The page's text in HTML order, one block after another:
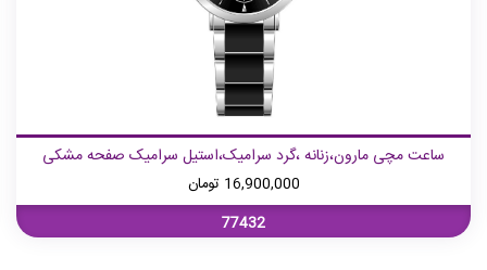
ساعت مچی مارون،زنانه ،گرد سرامیک،استیل سرامیک صفحه مشکی
16,900,000 تومان
77432